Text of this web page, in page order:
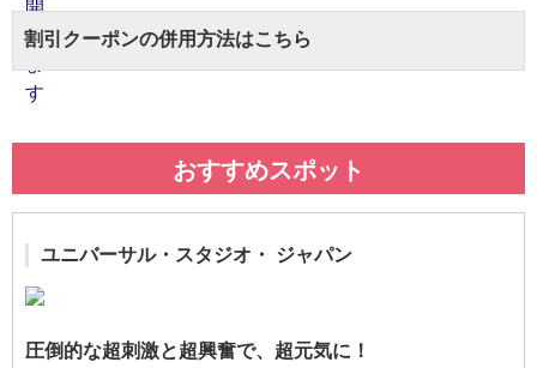
割引クーポンの併用方法はこちら
おすすめスポット
ユニバーサル・スタジオ・ ジャパン
圧倒的な超刺激と超興奮で、超元気に！